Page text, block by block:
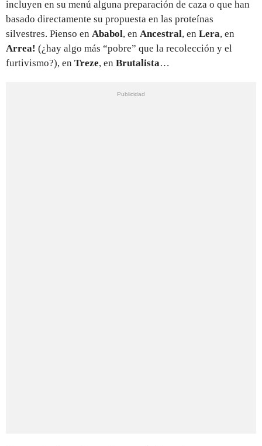
incluyen en su menú alguna preparación de caza o que han
basado directamente su propuesta en las proteínas
silvestres. Pienso en Ababol, en Ancestral, en Lera, en
Arrea! (¿hay algo más “pobre” que la recolección y el
furtivismo?), en Treze, en Brutalista…